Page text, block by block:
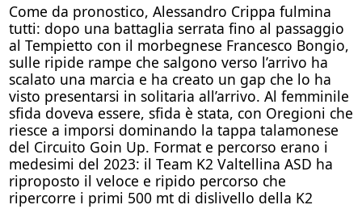
Come da pronostico, Alessandro Crippa fulmina
tutti: dopo una battaglia serrata fino al passaggio
al Tempietto con il morbegnese Francesco Bongio,
sulle ripide rampe che salgono verso l’arrivo ha
scalato una marcia e ha creato un gap che lo ha
visto presentarsi in solitaria all’arrivo. Al femminile
sfida doveva essere, sfida è stata, con Oregioni che
riesce a imporsi dominando la tappa talamonese
del Circuito Goin Up. Format e percorso erano i
medesimi del 2023: il Team K2 Valtellina ASD ha
riproposto il veloce e ripido percorso che
ripercorre i primi 500 mt di dislivello della K2